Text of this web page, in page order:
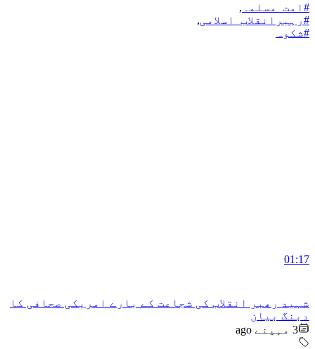
#امت_مسلمہ ,
#رہبرانقلاب_اسلامی,
#شکوہ
01:17
شہید رھبر انقلاب کی شجاعت کے بارے امریکی صحافی کا
دبنگ بیان
3 مہینے ago